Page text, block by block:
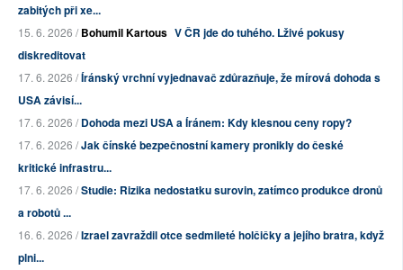
zabitých při xe...
15. 6. 2026 /Bohumil Kartous V ČR jde do tuhého. Lživé pokusy
diskreditovat
17. 6. 2026 /Íránský vrchní vyjednavač zdůrazňuje, že mírová dohoda s
USA závisí...
17. 6. 2026 /Dohoda mezi USA a Íránem: Kdy klesnou ceny ropy?
17. 6. 2026 /Jak čínské bezpečnostní kamery pronikly do české
kritické infrastru...
17. 6. 2026 /Studie: Rizika nedostatku surovin, zatímco produkce dronů
a robotů ...
16. 6. 2026 /Izrael zavraždil otce sedmileté holčičky a jejího bratra, když
plni...